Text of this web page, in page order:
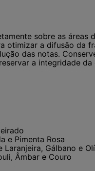
sobre as áreas
otimizar a difusão da
das notas.
a integridade da
e Pimenta Rosa
Gálbano e
Âmbar e Couro